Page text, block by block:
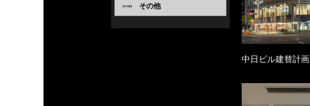
その他
中日ビル建替計画